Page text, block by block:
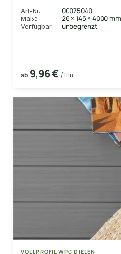
Profil: grob/fein
Art-Nr. 00075040
Maße 26 × 145 × 4000 mm
Verfügbar unbegrenzt
ab 9,96 € / lfm
VOLLPROFIL WPC DIELEN